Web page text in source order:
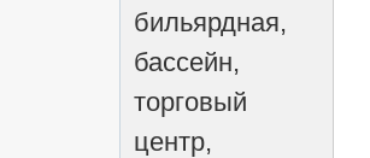
бильярдная,
бассейн,
торговый
центр,